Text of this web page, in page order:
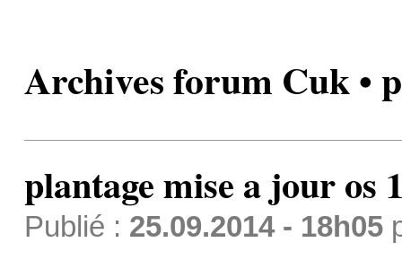
Archives forum Cuk •
plantage mise a jour os
Publié : 25.09.2014 - 18h05